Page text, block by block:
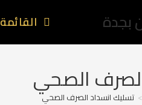
بجدة القائمة
الصحي
> تسليك انسداد الصرف الصحي